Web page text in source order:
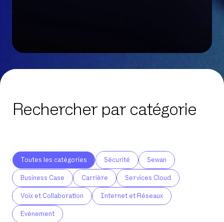
Rechercher par catégorie
Toutes les catégories Sécurité Sewan
Business Case Carrière Services Cloud
Voix et Collaboration Internet et Réseaux
Evènement